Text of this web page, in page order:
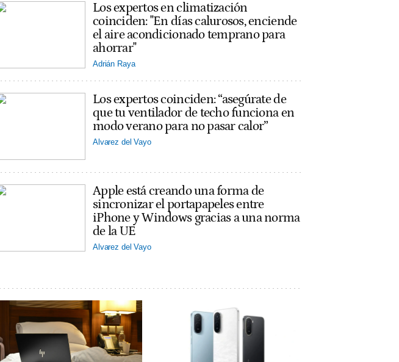
Los expertos en climatización
coinciden: "En días calurosos, enciende
el aire acondicionado temprano para
ahorrar"
Adrián Raya
Los expertos coinciden: “asegúrate de
que tu ventilador de techo funciona en
modo verano para no pasar calor”
Alvarez del Vayo
Apple está creando una forma de
sincronizar el portapapeles entre
iPhone y Windows gracias a una norma
de la UE
Alvarez del Vayo